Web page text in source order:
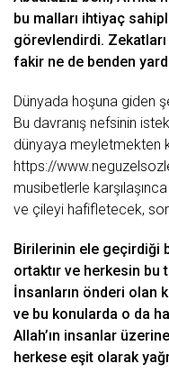
bu malları ihtiyaç
görevlendirdi. Zekatları
fakir ne de benden
Dünyada hoşuna giden
Bu davranış nefsinin istek
dünyaya meyletmekten
https://
musibetlerle
ve çileyi hafifletecek,
Birilerinin ele geçirdiği
ortaktır ve herkesin bu
İnsanların önderi olan
ve bu konularda o da
Allah’ın insanlar üzerine
herkese eşit olarak